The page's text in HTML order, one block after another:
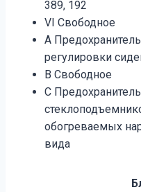
389, 192
VI Свободное
А
регулировки
В Свободное
С
обогреваемых
вида